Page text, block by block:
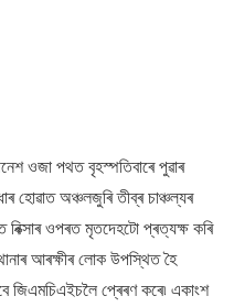
ওজা পথত বৃহস্পতিবাৰে পুৱাৰ
হোৱাত অঞ্চলজুৰি তীব্ৰ চাঞ্চল্যৰ
ৰিক্সাৰ ওপৰত মৃতদেহটো প্ৰত্যক্ষ কৰি
আৰক্ষীৰ লোক উপস্থিত হৈ
জিএমচিএইচলৈ প্ৰেৰণ কৰে৷ একাংশ